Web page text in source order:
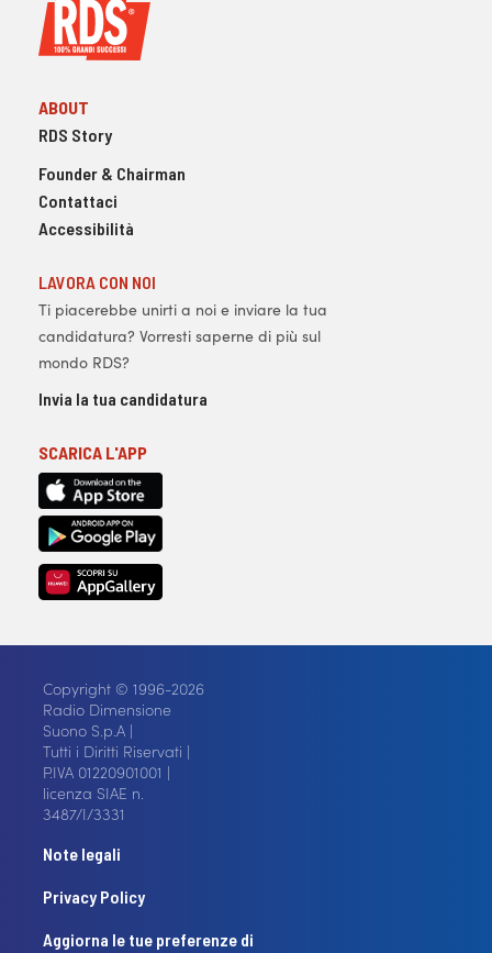
ABOUT
RDS Story
Founder & Chairman
Contattaci
Accessibilità
LAVORA CON NOI
Ti piacerebbe unirti a noi e inviare la tua
candidatura? Vorresti saperne di più sul
mondo RDS?
Invia la tua candidatura
SCARICA L'APP
Copyright © 1996-2026
Radio Dimensione
Suono S.p.A |
Tutti i Diritti Riservati |
P.IVA 01220901001 |
licenza SIAE n.
3487/I/3331
Note legali
Privacy Policy
Aggiorna le tue preferenze di